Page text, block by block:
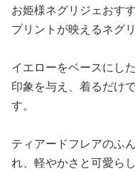
お姫様ネグリジェおす
プリントが映えるネグ
イエローをベースにし
印象を与え、着るだけ
す。
ティアードフレアのふ
れ、軽やかさと可愛ら